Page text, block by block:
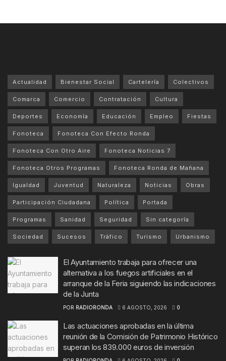
Actualidad Bienestar Social Cartelería Colectivos
Comarca Comercio Contratación Cultura
Deportes Economía Educación Empleo Fiestas
Fonoteca Fonoteca Con Efecto Ronda
Fonoteca Con Otro Aire Fonoteca Noticias 7
Fonoteca Otros Programas Fonoteca Ronda de Mañana
Igualdad Juventud Naturaleza Noticias Obras
Participación Ciudadana Política Portada
Programas Sanidad Seguridad Sin categoría
Sociedad Sucesos Tráfico Turismo Urbanismo
El Ayuntamiento trabaja para ofrecer una
alternativa a los fuegos artificiales en el
arranque de la Feria siguiendo las indicaciones
de la Junta
POR RADIORONDA 6 AGOSTO, 2026 0
Las actuaciones aprobadas en la última
reunión de la Comisión de Patrimonio Histórico
superan los 839.000 euros de inversión